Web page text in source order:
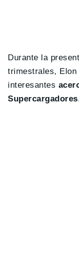
Durante la
trimestrales, Elon
interesantes
Supercargadores